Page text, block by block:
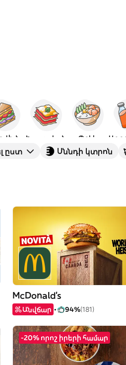
Իտալական Պոկե
ըստ Սննդի կտրոն
McDonald's
Անվճար 94%(181)
-20% որոշ իրերի համար